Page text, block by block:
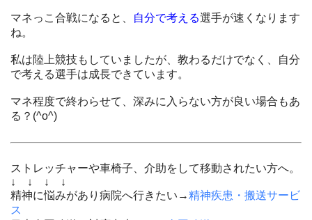
マネっこ合戦になると、 自分で考える選手が速くなります
ね。
私は陸上競技もしていましたが、教わるだけでなく、自分
で考える選手は成長できています。
マネ程度で終わらせて、深みに入らない方が良い場合もあ
る？(^o^)
ストレッチャーや車椅子、介助をして移動されたい方へ。
↓ ↓ ↓ ↓
精神に悩みがあり病院へ行きたい→精神疾患・搬送サービ
ス